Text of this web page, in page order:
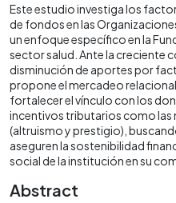
Este estudio investiga los
de fondos en las
un enfoque específico en la
sector salud. Ante la creciente
disminución de aportes por
propone el mercadeo
fortalecer el vínculo con los
incentivos tributarios como las
(altruismo y prestigio),
aseguren la sostenibilidad
social de la institución en su
Abstract